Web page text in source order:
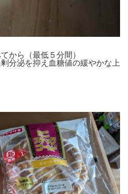
から（最低５分間）
分泌を抑え血糖値の緩やかな上